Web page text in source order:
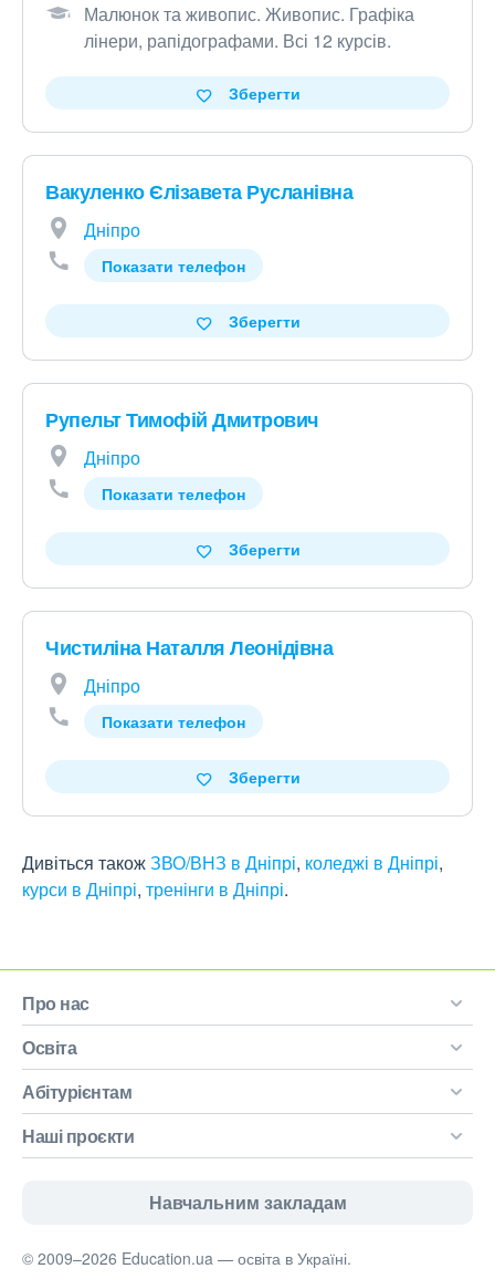
Малюнок та живопис. Живопис. Графіка
лінери, рапідографами. Всі 12 курсів.
Зберегти
Вакуленко Єлізавета Русланівна
Дніпро
Показати телефон
Зберегти
Рупельт Тимофій Дмитрович
Дніпро
Показати телефон
Зберегти
Чистиліна Наталля Леонідівна
Дніпро
Показати телефон
Зберегти
Дивіться такожЗВО/ВНЗ в Дніпрі, коледжі в Дніпрі,
курси в Дніпрі, тренінги в Дніпрі.
Про нас
Освіта
Абітурієнтам
Наші проєкти
Навчальним закладам
© 2009–2026 Education.ua — освіта в Україні.